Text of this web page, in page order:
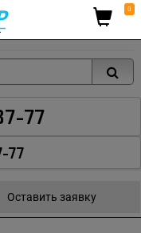
0
77
77
Оставить заявку